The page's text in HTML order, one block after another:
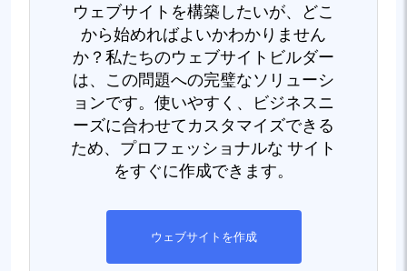
ウェブサイトを構築したいが、どこ
から始めればよいかわかりません
か？私たちのウェブサイトビルダー
は、この問題への完璧なソリューシ
ョンです。使いやすく、ビジネスニ
ーズに合わせてカスタマイズできる
ため、プロフェッショナルな サイト
をすぐに作成できます。
ウェブサイトを作成